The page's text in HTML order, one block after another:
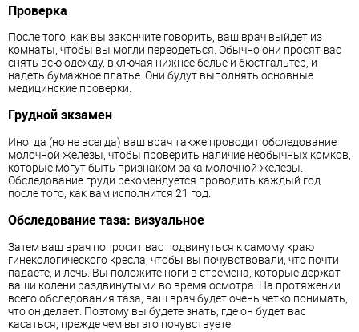
Проверка
После того, как вы закончите говорить, ваш врач выйдет из
комнаты, чтобы вы могли переодеться. Обычно они просят вас
снять всю одежду, включая нижнее белье и бюстгальтер, и
надеть бумажное платье. Они будут выполнять основные
медицинские проверки.
Грудной экзамен
Иногда (но не всегда) ваш врач также проводит обследование
молочной железы, чтобы проверить наличие необычных комков,
которые могут быть признаком рака молочной железы.
Обследование груди рекомендуется проводить каждый год
после того, как вам исполнится 21 год.
Обследование таза: визуальное
Затем ваш врач попросит вас подвинуться к самому краю
гинекологического кресла, чтобы вы почувствовали, что почти
падаете, и лечь. Вы положите ноги в стремена, которые держат
ваши колени раздвинутыми во время осмотра. На протяжении
всего обследования таза, ваш врач будет очень четко понимать,
что он делает. Поэтому вы будете знать, где он будет вас
касаться, прежде чем вы это почувствуете.